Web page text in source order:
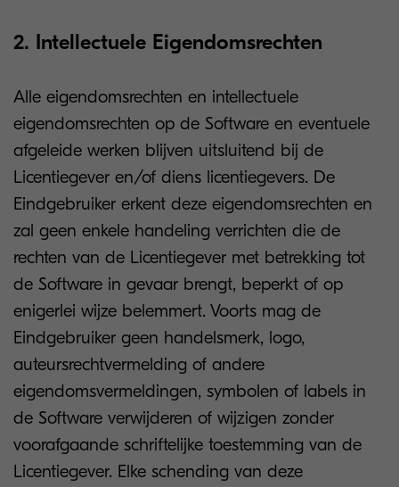
2. Intellectuele Eigendomsrechten
Alle eigendomsrechten en intellectuele
eigendomsrechten op de Software en eventuele
afgeleide werken blijven uitsluitend bij de
Licentiegever en/of diens licentiegevers. De
Eindgebruiker erkent deze eigendomsrechten en
zal geen enkele handeling verrichten die de
rechten van de Licentiegever met betrekking tot
de Software in gevaar brengt, beperkt of op
enigerlei wijze belemmert. Voorts mag de
Eindgebruiker geen handelsmerk, logo,
auteursrechtvermelding of andere
eigendomsvermeldingen, symbolen of labels in
de Software verwijderen of wijzigen zonder
voorafgaande schriftelijke toestemming van de
Licentiegever. Elke schending van deze